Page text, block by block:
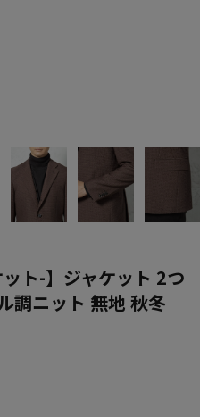
ト-】ジャケット 2つ
調ニット 無地 秋冬